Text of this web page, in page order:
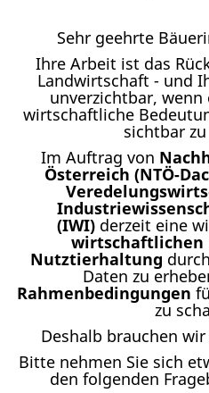
Sehr geehrte
Ihre Arbeit ist das
Landwirtschaft - und
unverzichtbar,
wirtschaftliche
sichtbar
Im Auftrag von
Österreich (NTÖ-
(IWI)derzeit eine
wirtschaftlichen
Nutztierhaltung
Daten zu
Rahmenbedingungen
zu
Deshalb brauchen
Bitte nehmen Sie sich
den folgenden